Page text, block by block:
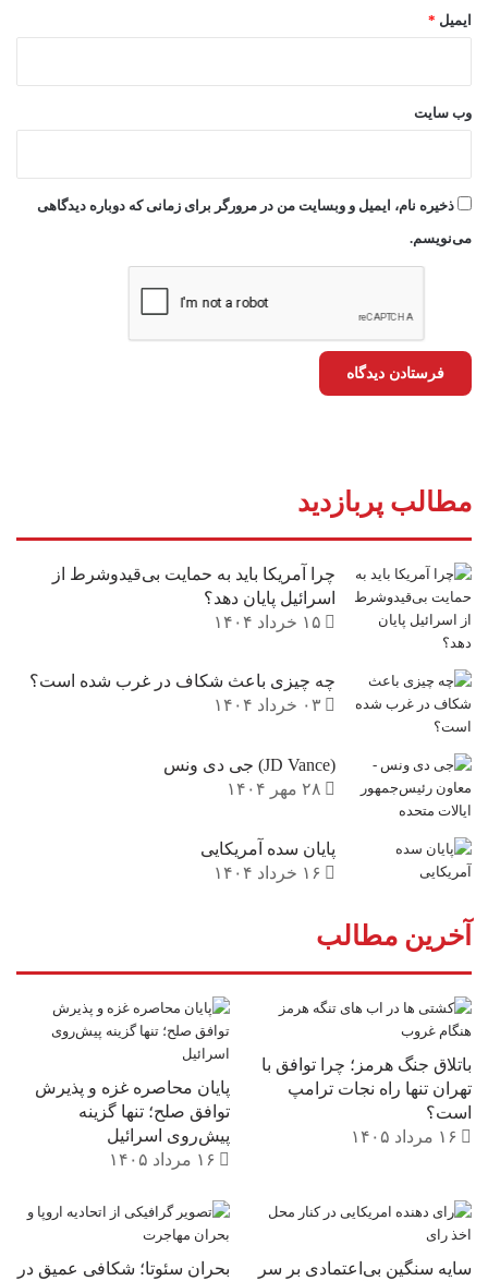
ایمیل *
وب‌ سایت
ذخیره نام، ایمیل و وبسایت من در مرورگر برای زمانی که دوباره دیدگاهی
می‌نویسم.
مطالب پربازدید
چرا آمریکا باید به حمایت بی‌قیدوشرط از
اسرائیل پایان دهد؟
۱۵ خرداد ۱۴۰۴
چه چیزی باعث شکاف در غرب شده است؟
۰۳ خرداد ۱۴۰۴
(JD Vance) جی دی ونس
۲۸ مهر ۱۴۰۴
پایان سده آمریکایی
۱۶ خرداد ۱۴۰۴
آخرین مطالب
باتلاق جنگ هرمز؛ چرا توافق با
تهران تنها راه نجات ترامپ
است؟
۱۶ مرداد ۱۴۰۵
پایان محاصره غزه و پذیرش
توافق صلح؛ تنها گزینه
پیش‌روی اسرائیل
۱۶ مرداد ۱۴۰۵
سایه سنگین بی‌اعتمادی بر سر
بحران سئوتا؛ شکافی عمیق در